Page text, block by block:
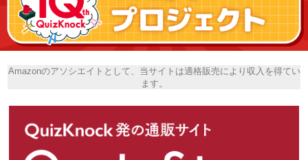
Amazonのアソシエイトとして、当サイトは適格販売により収入を得てい
ます。